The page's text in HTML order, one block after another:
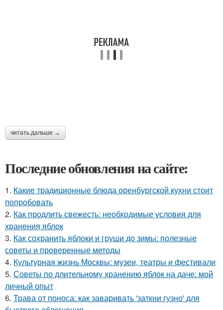
читать дальше →
Последние обновления на сайте:
1. Какие традиционные блюда оренбургской кухни стоит
попробовать
2. Как продлить свежесть: необходимые условия для
хранения яблок
3. Как сохранить яблоки и груши до зимы: полезные
советы и проверенные методы
4. Культурная жизнь Москвы: музеи, театры и фестивали
5. Советы по длительному хранению яблок на даче: мой
личный опыт
6. Трава от поноса: как заваривать 'заткни гузно' для